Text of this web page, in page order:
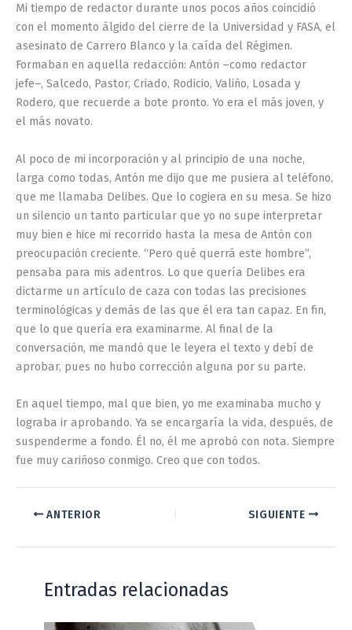
Mi tiempo de redactor durante unos pocos años coincidió
con el momento álgido del cierre de la Universidad y FASA, el
asesinato de Carrero Blanco y la caída del Régimen.
Formaban en aquella redacción: Antón –como redactor
jefe–, Salcedo, Pastor, Criado, Rodicio, Valiño, Losada y
Rodero, que recuerde a bote pronto. Yo era el más joven, y
el más novato.
Al poco de mi incorporación y al principio de una noche,
larga como todas, Antón me dijo que me pusiera al teléfono,
que me llamaba Delibes. Que lo cogiera en su mesa. Se hizo
un silencio un tanto particular que yo no supe interpretar
muy bien e hice mi recorrido hasta la mesa de Antón con
preocupación creciente. “Pero qué querrá este hombre”,
pensaba para mis adentros. Lo que quería Delibes era
dictarme un artículo de caza con todas las precisiones
terminológicas y demás de las que él era tan capaz. En fin,
que lo que quería era examinarme. Al final de la
conversación, me mandó que le leyera el texto y debí de
aprobar, pues no hubo corrección alguna por su parte.
En aquel tiempo, mal que bien, yo me examinaba mucho y
lograba ir aprobando. Ya se encargaría la vida, después, de
suspenderme a fondo. Él no, él me aprobó con nota. Siempre
fue muy cariñoso conmigo. Creo que con todos.
ANTERIOR SIGUIENTE
Entradas relacionadas